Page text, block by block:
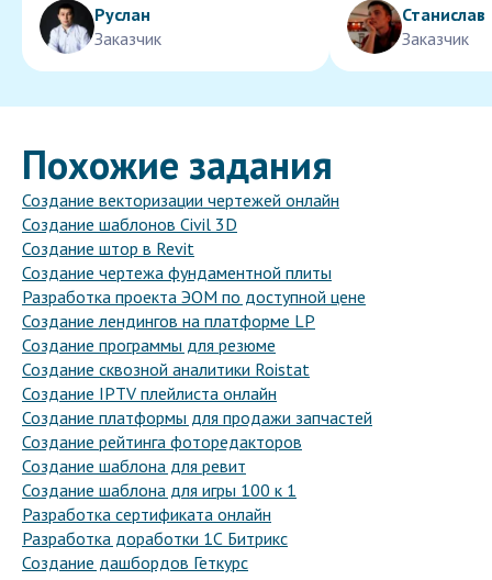
Руслан
Заказчик
Станислав
Заказчик
Похожие задания
Создание векторизации чертежей онлайн
Создание шаблонов Civil 3D
Создание штор в Revit
Создание чертежа фундаментной плиты
Разработка проекта ЭОМ по доступной цене
Создание лендингов на платформе LP
Создание программы для резюме
Создание сквозной аналитики Roistat
Создание IPTV плейлиста онлайн
Создание платформы для продажи запчастей
Создание рейтинга фоторедакторов
Создание шаблона для ревит
Создание шаблона для игры 100 к 1
Разработка сертификата онлайн
Разработка доработки 1С Битрикс
Создание дашбордов Геткурс